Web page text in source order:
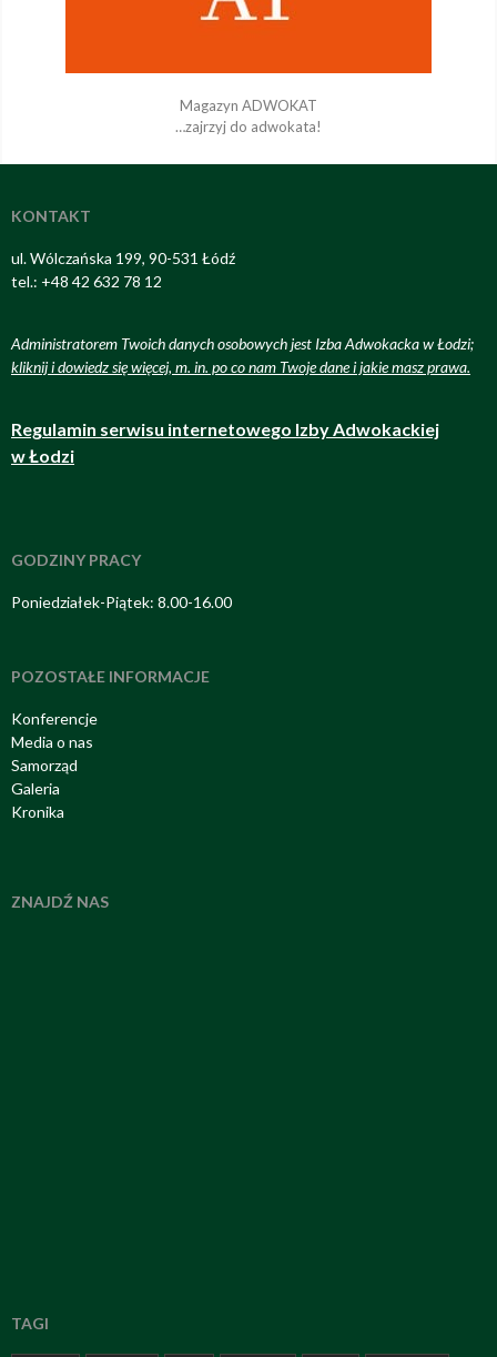
Magazyn ADWOKAT
…zajrzyj do adwokata!
KONTAKT
ul. Wólczańska 199, 90-531 Łódź
tel.: +48 42 632 78 12
Administratorem Twoich danych osobowych jest Izba Adwokacka w Łodzi;
kliknij i dowiedz się więcej, m. in. po co nam Twoje dane i jakie masz prawa.
Regulamin serwisu internetowego Izby Adwokackiej
w Łodzi
GODZINY PRACY
Poniedziałek-Piątek: 8.00-16.00
POZOSTAŁE INFORMACJE
Konferencje
Media o nas
Samorząd
Galeria
Kronika
ZNAJDŹ NAS
TAGI